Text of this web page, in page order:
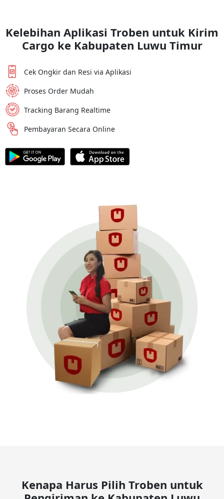
Kelebihan Aplikasi Troben untuk Kirim
Cargo ke Kabupaten Luwu Timur
Cek Ongkir dan Resi via Aplikasi
Proses Order Mudah
Tracking Barang Realtime
Pembayaran Secara Online
Kenapa Harus Pilih Troben untuk